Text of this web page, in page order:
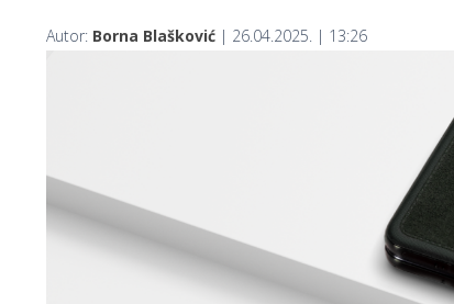
Autor: Borna Blašković | 26.04.2025. | 13:26